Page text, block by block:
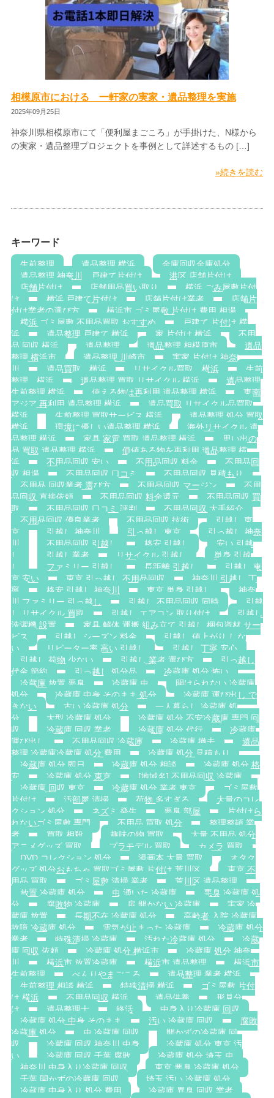
相模原市における 一軒家の実家・遺品整理を実施
2025年09月25日
神奈川県相模原市にて「便利屋まごころ」が手掛けた、N様から
の実家・遺品整理プロジェクトを事例として詳述するもの […]
»続きを読む
キーワード
生前整理 遺品整理 横浜
金庫回収金庫処分
遺品整理 神奈川，戸建て片付け
港区 店舗片付け
店舗片付け
店舗用品買い取り
横浜 ごみ屋敷片付
け
横浜 戸建て片付け 店舗片付け業者
店舗片
付け業者の選び方
横浜市 ゴミ屋敷 片付け 費用 相場
横浜 ゴミ屋敷 不用品買取 おすすめ
戸建て 片付け 横
浜
遺品整理 戸建て 横浜 家 片付け 横浜
不用
品 回収 横浜
遺品整理 遺品整理 相模原市
遺品
整理 横浜市
遺品整理 川崎市
実家 片付け 神奈
川
遺品買取 横浜 リサイクル買取 横浜
生前
整理 横浜
遺品整理 買取 リサイクル 横浜
遺品整理
生前整理 横浜
使える物は再利用 遺品整理 横浜
東南
アジア 再利用 遺品整理 横浜
遺品買取 リサイクル品買取
横浜
生前整理 買取サービス 横浜
遺品整理 処分 買取
横浜
環境に優しい遺品整理 横浜
海外リサイクル 遺
品整理 横浜
家具 家電 買取 遺品整理 横浜
思い出の
品 買取 遺品整理 横浜
価値ある物を再利用 遺品整理 横
浜
不用品回収 安い 不用品回収 料金
不用品回
収 相場
不用品回収 口コミ
不用品回収 見積もり
不用品 回収業者 選び方
不用品回収 マージン
不用
品回収 直接依頼
不用品回収 料金還元
不用品回収 買
取
不用品回収 口コミ 評判
不用品回収 大手紹介
不用品回収 優良業者
不用品回収 技術
引越し 東
京
引越し 神奈川 引っ越し 東京
引っ越し 神奈
川
不用品回収 引越し 格安 引越し
安い 引越
し
引越し業者 リサイクル 引越し
単身 引越
し
ファミリー 引越し 長距離 引越し
引越し 東
京 安い
東京 引っ越し 不用品回収
神奈川 引越し 丁
寧
格安 引越し 神奈川 東京 単身 引越し
神奈
川 ファミリー 引っ越し
引越し 不用品回収 同時
引越
し リサイクル 買取
引越し エアコン 取り付け
引越し
洗濯機 設置
家具 解体 運搬 組み立て 引越し 梱包資材 サー
ビス
引越し シーズン 料金
引越し 値上がり しな
い
リピーター率 高い 引越し
引越し 丁寧 安心
引越し 荷物 少ない
引越し 業者 選び方
引っ越し
代金 節約
引っ越し 処分品
冷蔵庫 処分 怖い
冷蔵庫 放置 悪臭
冷蔵庫 虫
開けられない 冷蔵庫
処分
冷蔵庫 中身 そのまま 処分
冷蔵庫 運び出し で
きない
古い 冷蔵庫 処分
一人暮らし 冷蔵庫 処
分
大型 冷蔵庫 処分
冷蔵庫 処分 不安冷蔵庫 専門 回
収
冷蔵庫 回収 業者 冷蔵庫 処分 代行
冷蔵庫
運び出し
不用品回収 冷蔵庫 冷蔵庫 撤去
遺品
整理 冷蔵庫冷蔵庫 処分 費用
冷蔵庫 処分 見積もり
冷蔵庫 処分 即日
冷蔵庫 処分 相談
冷蔵庫 処分 格
安
冷蔵庫 処分 東京
[地域名] 不用品回収 冷蔵庫
冷蔵庫 回収 東京
冷蔵庫 処分 業者 東京
ゴミ屋敷
片付け
汚部屋 清掃 荷物 多すぎる
大量のコレ
クション 処分
ネズミ 発生 悪臭 部屋
片付けら
れないゴミ屋敷 専門
不用品 買取 処分
整理整頓 業
者
買取 相殺 趣味の物 買取
大量 不用品 処分
アニメグッズ 買取
プラモデル 買取
カメラ 買取
DVD コレクション 処分
漫画本 大量 買取
オタク
グッズ 処分おもちゃ 買取ゴミ屋敷 片付け 荒川区
東京 不
用品 買取
ゴミ屋敷 清掃 業者
荒川区 遺品整理
放置 冷蔵庫 処分
虫 湧いた 冷蔵庫
悪臭 冷蔵庫 処
分
腐敗物 冷蔵庫 扉 開かない 冷蔵庫
実家 冷
蔵庫 放置
長期不在 冷蔵庫 処分
高齢者 入院 冷蔵庫
故障 冷蔵庫 処分
電気が止まった 冷蔵庫
冷蔵庫 処分
業者
特殊清掃 冷蔵庫 汚れた冷蔵庫 処分
冷蔵
庫 回収 依頼
冷蔵庫 処分 横浜市
冷蔵庫 処分 神奈
川
横浜市 放置冷蔵庫 横浜市 遺品整理
横浜市
生前整理
べんりやまごころ
遺品整理 業者 横浜
生前整理 相談 横浜
特殊清掃 横浜
ゴミ屋敷 片付
け 横浜
不用品回収 横浜 遺品供養
形見分
け
遺品整理士 終活
中身入り冷蔵庫 回収
冷蔵庫 処分 中身 そのまま
汚い 冷蔵庫 回収
腐敗
冷蔵庫 処分
虫 冷蔵庫 回収
開かずの冷蔵庫 回
収
冷蔵庫 回収 神奈川 中身
冷蔵庫 処分 東京 汚
い
冷蔵庫 回収 千葉 腐敗
冷蔵庫 処分 埼玉 虫
神奈川 中身入り冷蔵庫 回収
東京 悪臭 冷蔵庫 処分
千葉 開かずの冷蔵庫 回収
埼玉 汚い 冷蔵庫 処分
冷蔵庫 中身入り 処分 費用
冷蔵庫 異臭 回収 業者